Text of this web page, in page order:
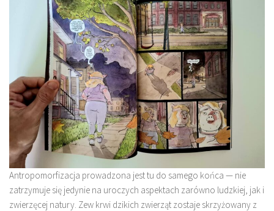
Antropomorfizacja prowadzona jest tu do samego końca — nie
zatrzymuje się jedynie na uroczych aspektach zarówno ludzkiej, jak i
zwierzęcej natury. Zew krwi dzikich zwierząt zostaje skrzyżowany z